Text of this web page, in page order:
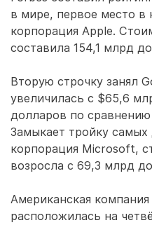
в мире, первое место в
корпорация Apple.
составила 154,1 млрд
Вторую строчку занял
увеличилась с $65,6
долларов по
Замыкает тройку
корпорация Microsoft,
возросла с 69,3 млрд
Американская
расположилась на